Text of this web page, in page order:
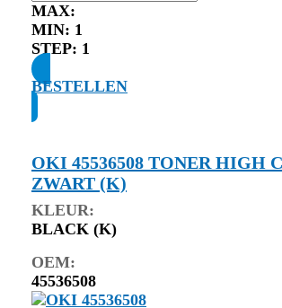
MAX:
MIN: 1
STEP: 1
BESTELLEN
OKI 45536508 TONER HIGH
ZWART (K)
KLEUR:
BLACK (K)
OEM:
45536508